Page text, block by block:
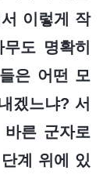
이렇게 작
도 명확히
은 어떤 모
겠느냐? 서
른 군자로
계 위에 있